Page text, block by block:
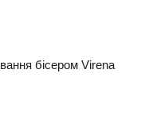
бісером Virena